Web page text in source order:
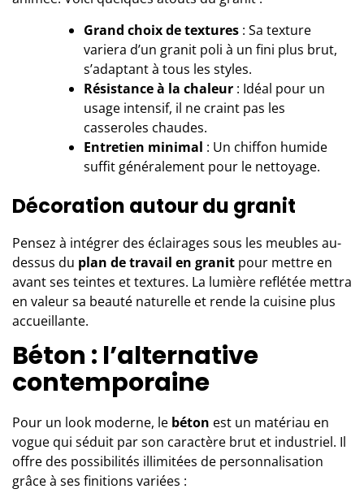
Grand choix de textures : Sa texture
variera d’un granit poli à un fini plus brut,
s’adaptant à tous les styles.
Résistance à la chaleur : Idéal pour un
usage intensif, il ne craint pas les
casseroles chaudes.
Entretien minimal : Un chiffon humide
suffit généralement pour le nettoyage.
Décoration autour du granit
Pensez à intégrer des éclairages sous les meubles au-
dessus du plan de travail en granit pour mettre en
avant ses teintes et textures. La lumière reflétée mettra
en valeur sa beauté naturelle et rende la cuisine plus
accueillante.
Béton : l’alternative
contemporaine
Pour un look moderne, le béton est un matériau en
vogue qui séduit par son caractère brut et industriel. Il
offre des possibilités illimitées de personnalisation
grâce à ses finitions variées :